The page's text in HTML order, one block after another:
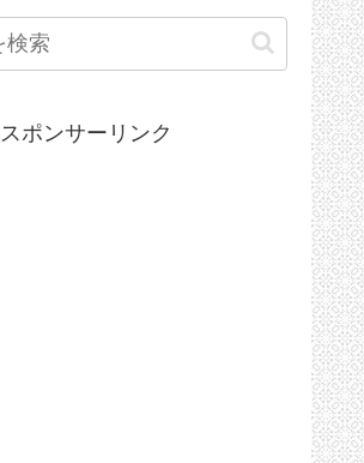
スポンサーリンク